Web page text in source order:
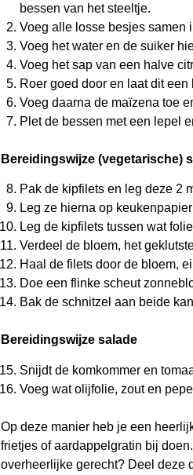
bessen van het steeltje.
Voeg alle losse besjes samen
Voeg het water en de suiker
Voeg het sap van een halve
Roer goed door en laat dit
Voeg daarna de maïzena toe
Plet de bessen met een lepel
Bereidingswijze (vegetarische)
Pak de kipfilets en leg deze 2
Leg ze hierna op
Leg de kipfilets tussen wat
Verdeel de bloem, het
Haal de filets door de bloem,
Doe een flinke scheut
Bak de schnitzel aan beide
Bereidingswijze salade
Snijdt de komkommer en
Voeg wat olijfolie, zout en
Op deze manier heb je een
frietjes of aardappelgratin bij
overheerlijke gerecht? Deel deze